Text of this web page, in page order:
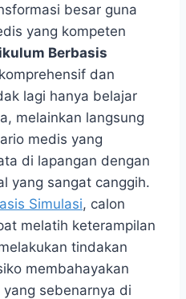
besar guna
yang kompeten
Berbasis
dan
lagi hanya belajar
melainkan langsung
medis yang
di lapangan dengan
yang sangat canggih.
Simulasi, calon
melatih keterampilan
tindakan
membahayakan
sebenarnya di